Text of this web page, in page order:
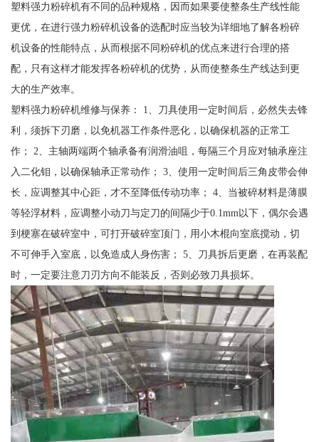
塑料强力粉碎机有不同的品种规格，因而如果要使整条生产线性能
更优，在进行强力粉碎机设备的选配时应当较为详细地了解各粉碎
机设备的性能特点，从而根据不同粉碎机的优点来进行合理的搭
配，只有这样才能发挥各粉碎机的优势，从而使整条生产线达到更
大的生产效率。
塑料强力粉碎机维修与保养： 1、刀具使用一定时间后，必然失去锋
利，须拆下刃磨，以免机器工作条件恶化，以确保机器的正常工
作； 2、主轴两端两个轴承备有润滑油咀，每隔三个月应对轴承座注
入二化钼，以确保轴承正常动作； 3、使用一定时间后三角皮带会伸
长，应调整其中心距，才不至降低传动功率； 4、当被碎材料是薄膜
等轻浮材料，应调整小动刀与定刀的间隔少于0.1mm以下，偶尔会遇
到梗塞在破碎室中，可打开破碎室顶门，用小木棍向室底搅动，切
不可伸手入室底，以免造成人身伤害； 5、刀具拆后更磨，在再装配
时，一定要注意刀刃方向不能装反，否则必致刀具损坏。